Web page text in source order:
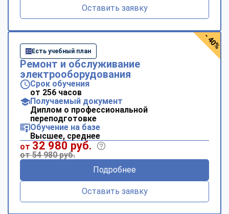
Оставить заявку
Есть учебный план
Ремонт и обслуживание
электрооборудования
Срок обучения
от 256 часов
Получаемый документ
Диплом о профессиональной
переподготовке
Обучение на базе
Высшее, среднее
от 32 980 руб.
от 54 980 руб.
Подробнее
Оставить заявку
- 40%